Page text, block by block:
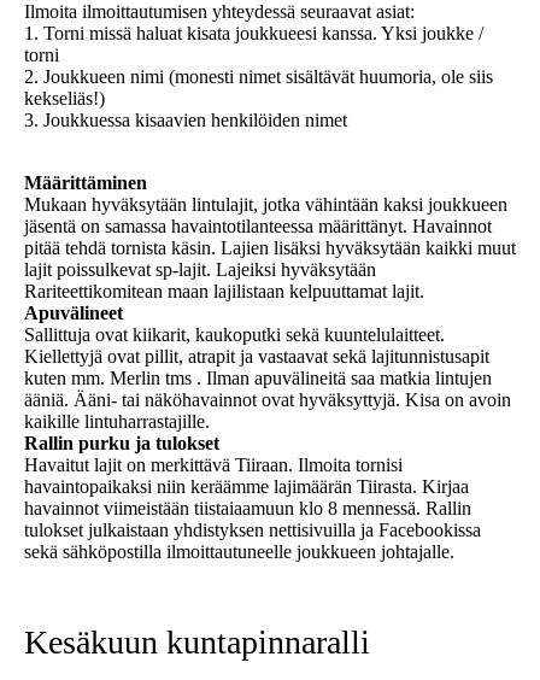
Ilmoita ilmoittautumisen yhteydessä seuraavat asiat:
1. Torni missä haluat kisata joukkueesi kanssa. Yksi joukke /
torni
2. Joukkueen nimi (monesti nimet sisältävät huumoria, ole siis
kekseliäs!)
3. Joukkuessa kisaavien henkilöiden nimet
Määrittäminen
Mukaan hyväksytään lintulajit, jotka vähintään kaksi joukkueen
jäsentä on samassa havaintotilanteessa määrittänyt. Havainnot
pitää tehdä tornista käsin. Lajien lisäksi hyväksytään kaikki muut
lajit poissulkevat sp-lajit. Lajeiksi hyväksytään
Rariteettikomitean maan lajilistaan kelpuuttamat lajit.
Apuvälineet
Sallittuja ovat kiikarit, kaukoputki sekä kuuntelulaitteet.
Kiellettyjä ovat pillit, atrapit ja vastaavat sekä lajitunnistusapit
kuten mm. Merlin tms . Ilman apuvälineitä saa matkia lintujen
ääniä. Ääni- tai näköhavainnot ovat hyväksyttyjä. Kisa on avoin
kaikille lintuharrastajille.
Rallin purku ja tulokset
Havaitut lajit on merkittävä Tiiraan. Ilmoita tornisi
havaintopaikaksi niin keräämme lajimäärän Tiirasta. Kirjaa
havainnot viimeistään tiistaiaamuun klo 8 mennessä. Rallin
tulokset julkaistaan yhdistyksen nettisivuilla ja Facebookissa
sekä sähköpostilla ilmoittautuneelle joukkueen johtajalle.
Kesäkuun kuntapinnaralli